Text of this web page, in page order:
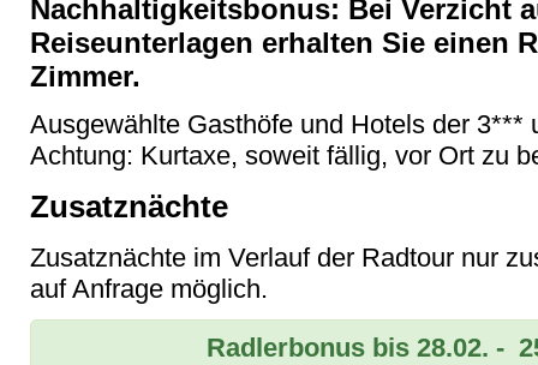
Nachhaltigkeitsbonus: Bei Verzicht
Reiseunterlagen erhalten Sie einen
Zimmer.
Ausgewählte Gasthöfe und Hotels der 3***
Achtung: Kurtaxe, soweit fällig, vor Ort zu
Zusatznächte
Zusatznächte im Verlauf der Radtour nur
auf Anfrage möglich.
Radlerbonus bis 28.02. -